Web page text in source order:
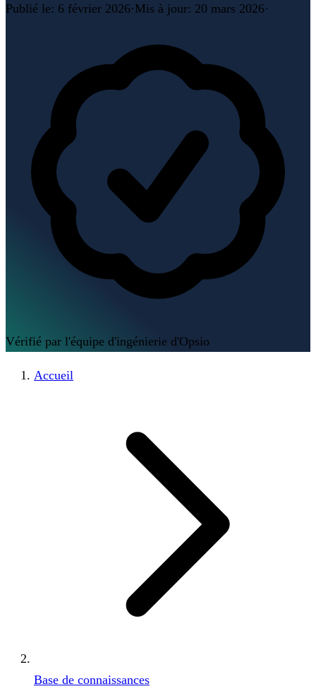
Publié le: 6 février 2026·Mis à jour: 20 mars 2026·
Vérifié par l'équipe d'ingénierie d'Opsio
Accueil
Base de connaissances